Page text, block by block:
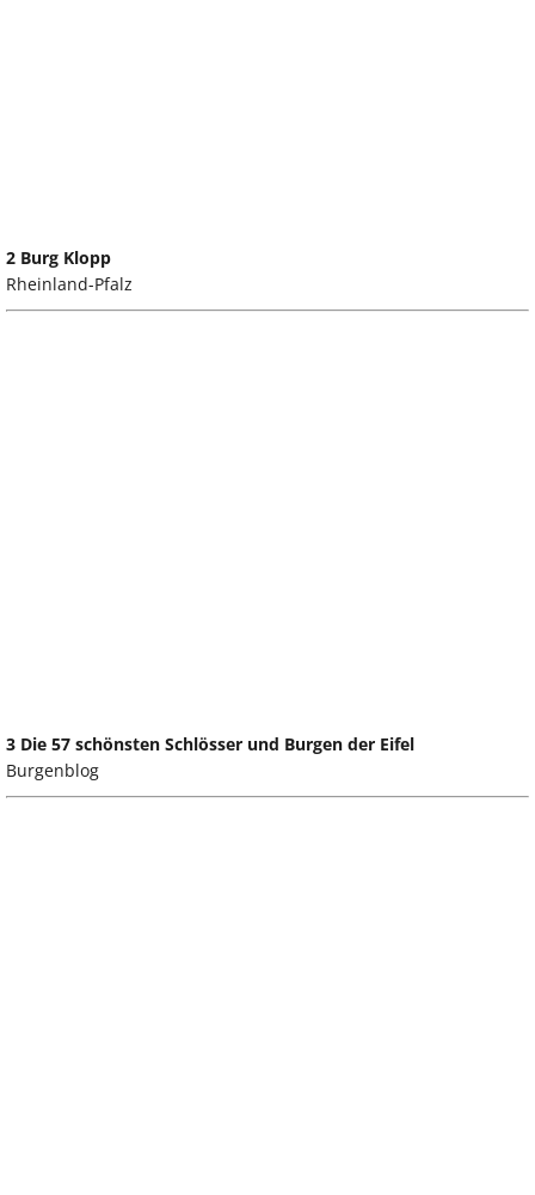
2 Burg Klopp
Rheinland-Pfalz
3 Die 57 schönsten Schlösser und Burgen der Eifel
Burgenblog